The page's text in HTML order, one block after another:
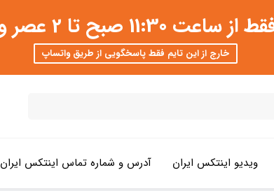
8 شب امکان پذیر است
خارج از این تایم فقط پاسخگویی از طریق واتساپ
ویدیو اینتکس ایران آدرس و شماره تماس اینتکس ایران